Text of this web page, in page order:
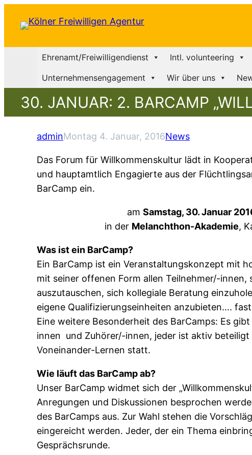
Ehrenamt/Freiwilligendienst Intl. volunteering
Unternehmensengagement
Wir über uns
30. JANUAR: 2. BARCAMP
adminMontag 4. Januar, 2016News
Das Forum für Willkommenskultur lädt in
und hauptamtlich Engagierte aus der
BarCamp ein.
am Samstag, 30. Januar
in der Melanchthon-Akademie,
Was ist ein BarCamp?
Ein BarCamp ist ein Veranstaltungskonzept mit
mit seiner offenen Form allen Teilnehmer/-
auszutauschen, sich kollegiale Beratung
eigene Qualifizierungseinheiten anzubieten….
Eine weitere Besonderheit des BarCamps: Es
innen und Zuhörer/-innen, jeder ist aktiv
Voneinander-Lernen statt.
Wie läuft das BarCamp ab?
Unser BarCamp widmet sich der
Anregungen und Diskussionen besprochen
des BarCamps aus. Zur Wahl stehen die
eingereicht werden. Jeder, der ein Thema
Gesprächsrunde.